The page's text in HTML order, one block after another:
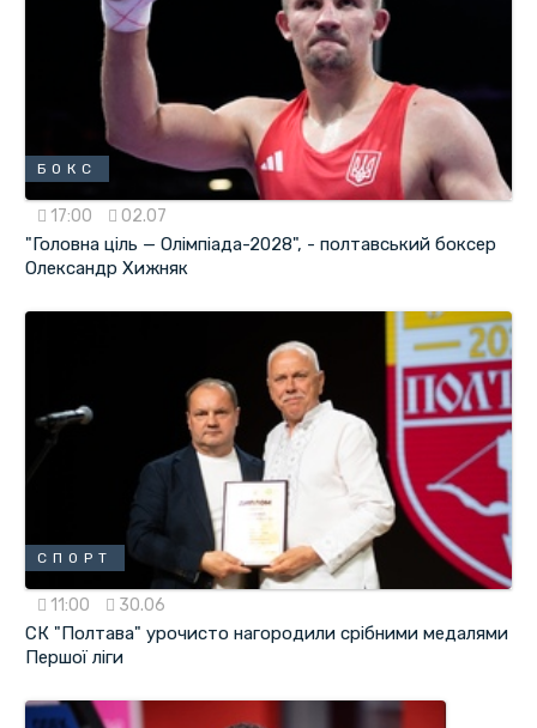
БОКС
17:00 02.07
"Головна ціль — Олімпіада-2028", - полтавський боксер
Олександр Хижняк
СПОРТ
11:00 30.06
СК "Полтава" урочисто нагородили срібними медалями
Першої ліги